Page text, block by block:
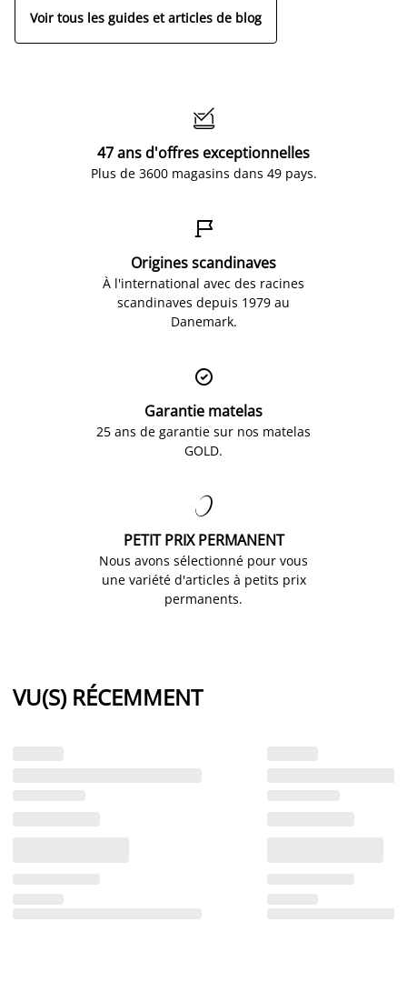
Voir tous les guides et articles de blog

47 ans d'offres exceptionnelles
Plus de 3600 magasins dans 49 pays.

Origines scandinaves
À l'international avec des racines
scandinaves depuis 1979 au
Danemark.

Garantie matelas
25 ans de garantie sur nos matelas
GOLD.

PETIT PRIX PERMANENT
Nous avons sélectionné pour vous
une variété d'articles à petits prix
permanents.
VU(S) RÉCEMMENT